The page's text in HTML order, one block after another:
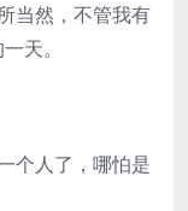
然，不管我有
天。
人了，哪怕是